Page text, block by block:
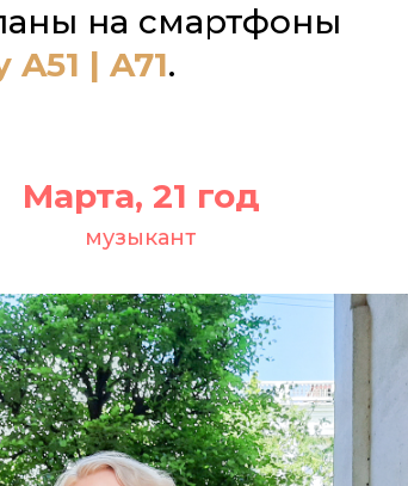
на смартфоны
| A71.
Марта, 21 год
музыкант